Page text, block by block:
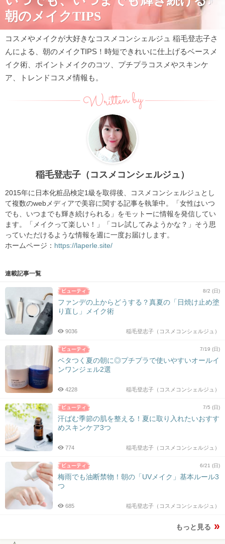
朝のメイクTIPS
コスメやメイクが大好きなコスメコンシェルジュ 稲毛登志子さ
んによる、朝のメイクTIPS！時短できれいに仕上げるベースメ
イク術、ポイントメイクのコツ、プチプラコスメやスキンケ
ア、トレンドコスメ情報も。
Written by
稲毛登志子（コスメコンシェルジュ）
2015年に日本化粧品検定1級を取得後、コスメコンシェルジュとし
て複数のwebメディアで美容に関する記事を執筆中。「女性はいつ
でも、いつまでも輝き続けられる」をモットーに情報を発信してい
ます。「メイクって楽しい！」「コレ試してみようかな？」そう思
っていただけるような情報を週に一度お届けします。
ホームページ： https://laperle.site/
連載記事一覧
8/2 (日)
ファンデの上からどうする？真夏の「日焼け止め塗
り直し」メイク術
稲毛登志子（コスメコンシェルジュ）
9036
7/19 (日)
ベタつく夏の朝に◎プチプラで使いやすいオールイ
ンワンジェル2選
稲毛登志子（コスメコンシェルジュ）
4228
7/5 (日)
汗ばむ季節の肌を整える！夏に取り入れたいおすす
めスキンケア3つ
稲毛登志子（コスメコンシェルジュ）
774
6/21 (日)
梅雨でも油断禁物！朝の「UVメイク」基本ルール3
つ
稲毛登志子（コスメコンシェルジュ）
685
もっと見る